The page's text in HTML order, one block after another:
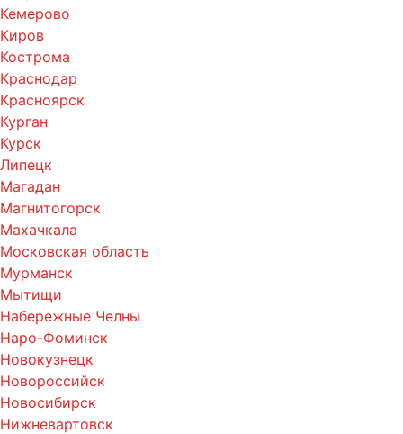
Кемерово
Киров
Кострома
Краснодар
Красноярск
Курган
Курск
Липецк
Магадан
Магнитогорск
Махачкала
Московская область
Мурманск
Мытищи
Набережные Челны
Наро-Фоминск
Новокузнецк
Новороссийск
Новосибирск
Нижневартовск